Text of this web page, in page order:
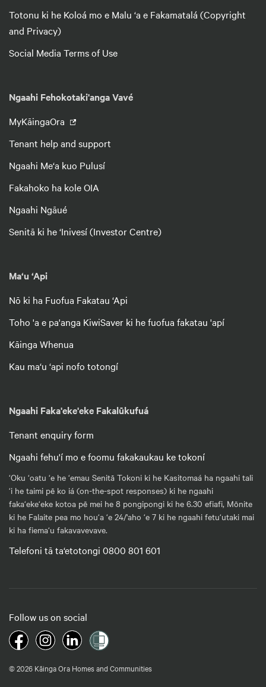
Totonu ki he Koloá mo e Malu ‘a e Fakamatalá (Copyright
and Privacy)
Social Media Terms of Use
Ngaahi Fehokotaki'anga Vavé
MyKāingaOra
Tenant help and support
Ngaahi Me‘a kuo Pulusí
Fakahoko ha kole OIA
Ngaahi Ngāué
Senitā ki he ‘Inivesí (Investor Centre)
Ma‘u ‘Api
Nō ki ha Fuofua Fakatau ‘Api
Toho 'a e pa'anga KiwiSaver ki he fuofua fakatau 'apí
Kāinga Whenua
Kau ma‘u ‘api nofo totongí
Ngaahi Faka'eke'eke Fakalūkufuá
Tenant enquiry form
Ngaahi fehu'í mo e foomu fakakaukau ke tokoní
‘Oku ‘oatu ‘e he ‘emau Senitā Tokoni ki he Kasitomaá ha ngaahi tali
‘i he taimi pē ko iá (on-the-spot responses) ki he ngaahi
faka‘eke‘eke kotoa pē mei he 8 pongipongi ki he 6.30 efiafi, Mōnite
ki he Falaite pea mo hou‘a ‘e 24/'aho ‘e 7 ki he ngaahi fetu‘utaki mai
ki ha fiema‘u fakavavevave.
Telefoni tā ta‘etotongi 0800 801 601
Follow us on social
© 2026 Kāinga Ora Homes and Communities